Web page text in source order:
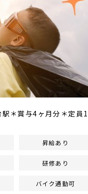
＊賞与4ヶ月分＊定員
昇給あり
研修あり
バイク通勤可